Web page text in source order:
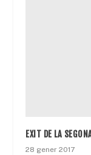
EXIT DE LA
28 gener 2017